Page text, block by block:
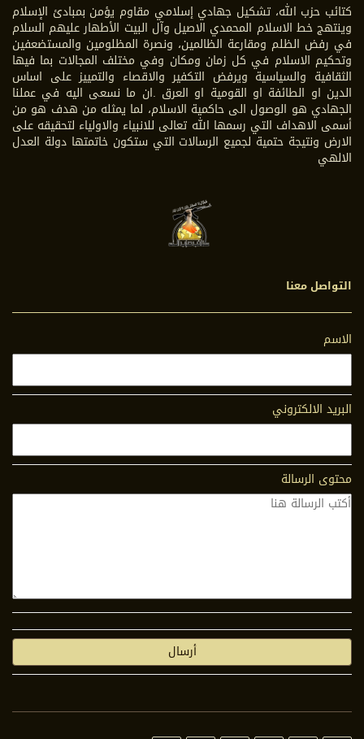
كتائب حزب الله، تشكيل جهادي إسلامي مقاوم يؤمن بمبادئ الإسلام
وينتهج خط الاسلام المحمدي الاصيل وآل البيت الأطهار عليهم السلام
في رفض الظلم ومقارعة الظالمين، ونصرة المظلومين والمستضعفين
وتحكيم الاسلام في كل زمان ومكان وفي مختلف المجالات بما فيها
الثقافية والسياسية ويرفض التكفير والاقصاء والتمييز على اساس
الدين او الطائفة او القومية او العرق .ان ما نسعى اليه في عملنا
الجهادي هو الوصول الى حاكمية الاسلام، لما يمثله من هدف هو من
أسمى الاهداف التي رسمها الله تعالى للانبياء والاولياء لتحقيقه على
الارض ونتيجة حتمية لجميع الرسالات التي ستكون خاتمتها دولة العدل
الالهي
التواصل معنا
الاسم
البريد الالكتروني
محتوى الرسالة